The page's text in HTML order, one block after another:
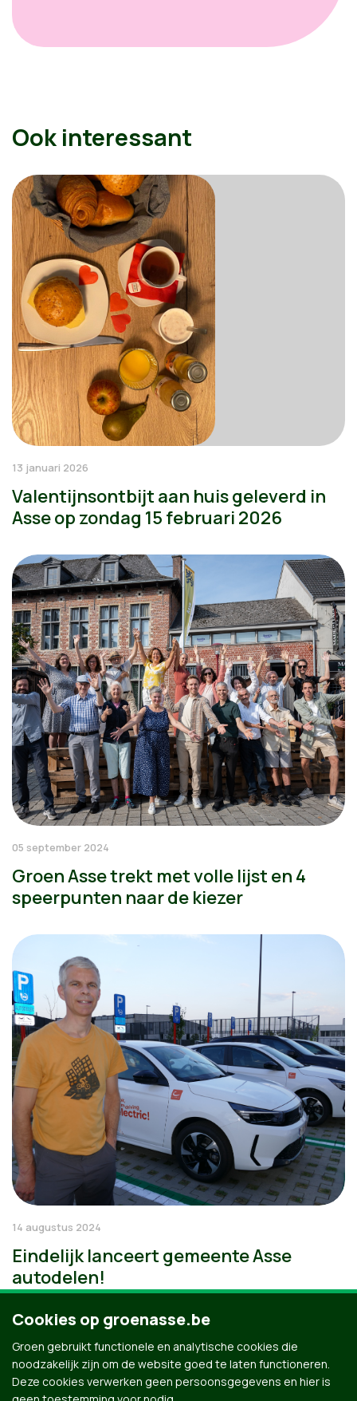
Ook interessant
13 januari 2026
Valentijnsontbijt aan huis geleverd in
Asse op zondag 15 februari 2026
05 september 2024
Groen Asse trekt met volle lijst en 4
speerpunten naar de kiezer
14 augustus 2024
Eindelijk lanceert gemeente Asse
autodelen!
Cookies op groenasse.be
Groen gebruikt functionele en analytische cookies die
noodzakelijk zijn om de website goed te laten functioneren.
Deze cookies verwerken geen persoonsgegevens en hier is